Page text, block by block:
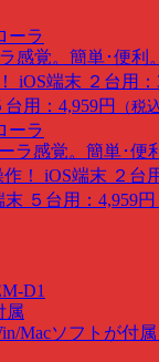
ーラ
感覚。簡単･便利
iOS端末 ２台用：
用：4,959円 （税
ーラ
ラ感覚。簡単･便
！ iOS端末 ２台
末 ５台用：4,959円
D1
属
Macソフトが付